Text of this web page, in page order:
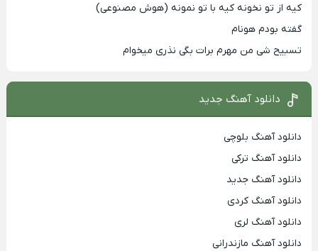
کیه از تو نخونه کیه با تو نمونه (هوش مصنوعی)
گفته بودم هونام
تسبیح شی من مهرم برات بگی نذری میخوام
دانلود آهنگ جدید
دانلود آهنگ بلوچی
دانلود آهنگ ترکی
دانلود آهنگ جدید
دانلود آهنگ کردی
دانلود آهنگ لری
دانلود آهنگ مازندرانی